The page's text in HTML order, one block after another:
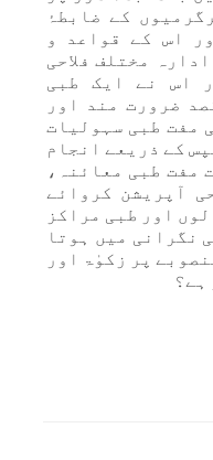
کے ضابطۂ
(149) سنہ 2019ء اور اس کے قواعد و
مختلف فلاحی
اس نے ایک طبی
ضرورت مند اور
مفت طبی سہولیات
کے ذریعے انجام
مفت طبی معائنہ،
آپریشن کروائے
اور طبی مراکز
نگرانی میں ہوتا
پر زکوٰۃ اور
ہے؟